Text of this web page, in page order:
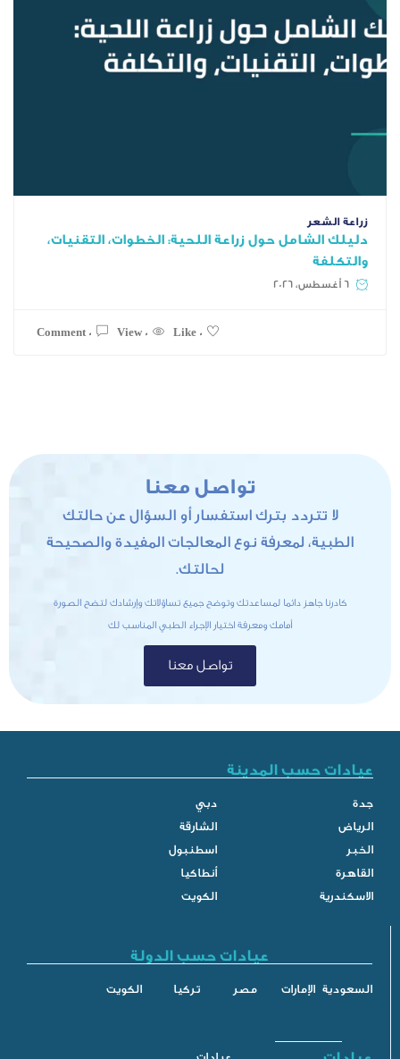
حول زراعة اللحية: الخطوات، التقنيات،
0 Comment
تواصل معنا
بترك استفسار أو السؤال عن حالتك
لمعرفة نوع المعالجات المفيدة والصحيحة
دائما لمساعدتك وتوضح جميع تساؤلاتك وإرشادك لتضح الصورة
أمامك ومعرفة اختيار الإجراء الطبي المناسب لك
المدينة
عيادات حسب الدولة
مصر تركيا الكويت